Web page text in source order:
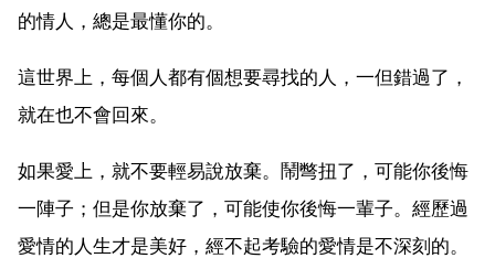
的情人，總是最懂你的。
這世界上，每個人都有個想要尋找的人，一但錯過了，
就在也不會回來。
如果愛上，就不要輕易說放棄。鬧彆扭了，可能你後悔
一陣子；但是你放棄了，可能使你後悔一輩子。經歷過
愛情的人生才是美好，經不起考驗的愛情是不深刻的。